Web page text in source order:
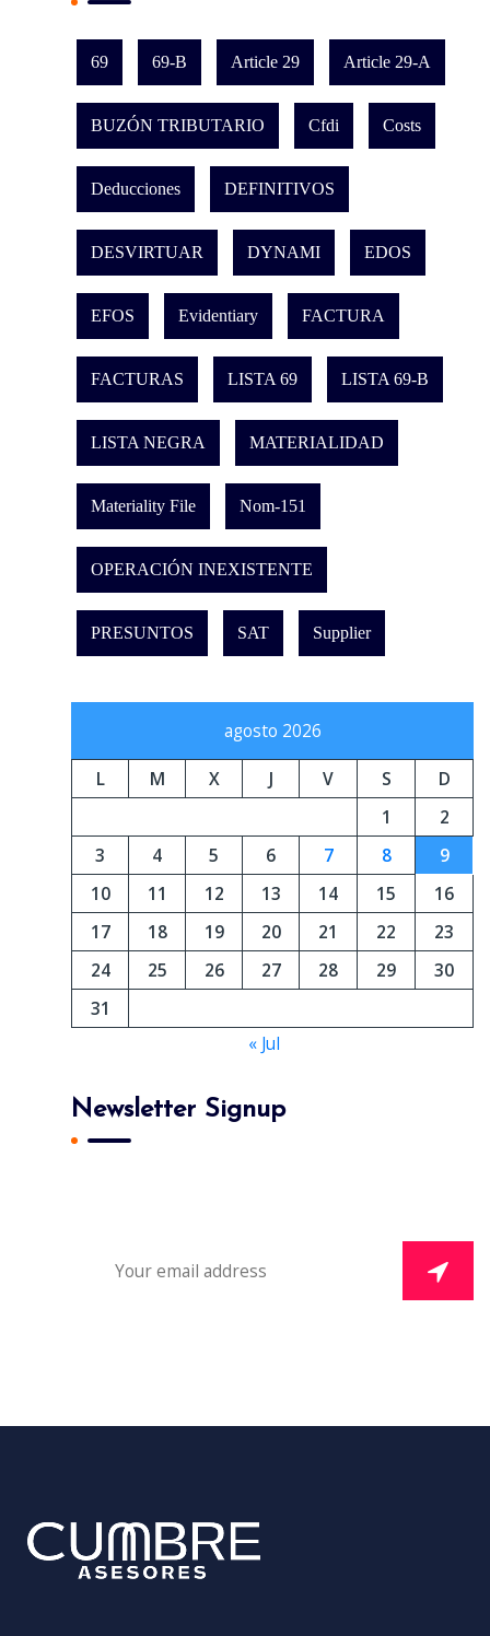
69 69-B Article 29 Article 29-A
BUZÓN TRIBUTARIO Cfdi Costs
Deducciones DEFINITIVOS
DESVIRTUAR DYNAMI EDOS
EFOS Evidentiary FACTURA
FACTURAS LISTA 69 LISTA 69-B
LISTA NEGRA MATERIALIDAD
Materiality File Nom-151
OPERACIÓN INEXISTENTE
PRESUNTOS SAT Supplier
agosto 2026
L
M X J V S
D
1
2
3
4 5 6 7 8
9
10
11 12 13 14 15
16
17
18 19 20 21 22
23
24
25 26 27 28 29
30
31
« Jul
Newsletter Signup